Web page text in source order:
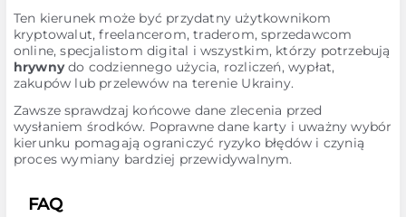
Ten kierunek może być przydatny użytkownikom
kryptowalut, freelancerom, traderom, sprzedawcom
online, specjalistom digital i wszystkim, którzy potrzebują
hrywnydo codziennego użycia, rozliczeń, wypłat,
zakupów lub przelewów na terenie Ukrainy.
Zawsze sprawdzaj końcowe dane zlecenia przed
wysłaniem środków. Poprawne dane karty i uważny wybór
kierunku pomagają ograniczyć ryzyko błędów i czynią
proces wymiany bardziej przewidywalnym.
FAQ